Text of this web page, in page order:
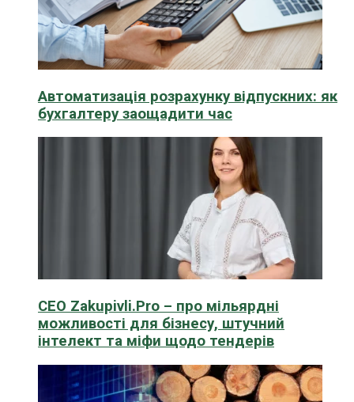
Автоматизація розрахунку відпускних: як
бухгалтеру заощадити час
CEO Zakupivli.Pro – про мільярдні
можливості для бізнесу, штучний
інтелект та міфи щодо тендерів